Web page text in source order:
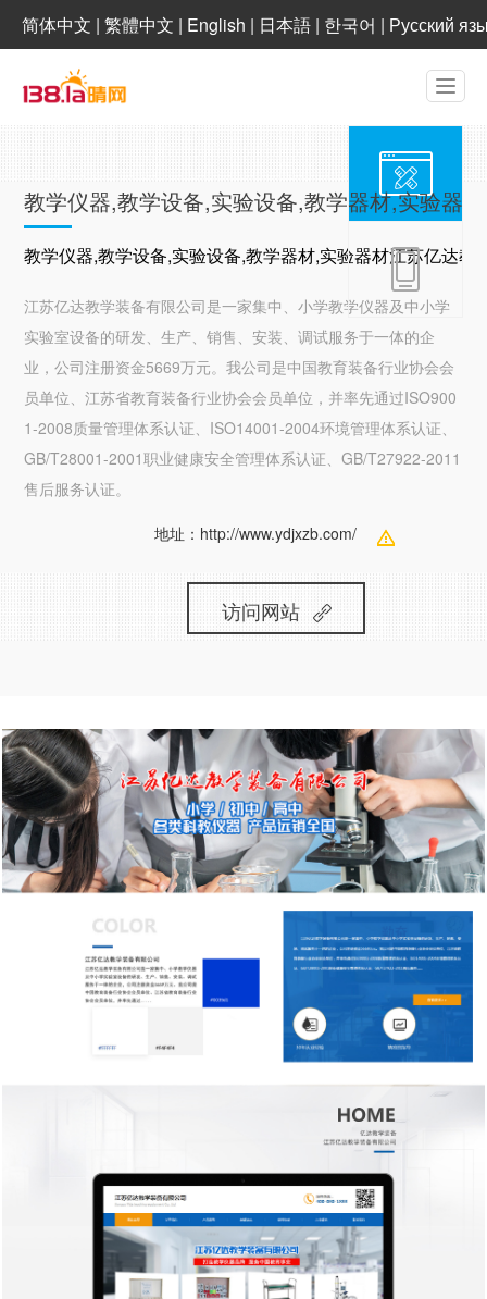
简体中文 | 繁體中文 | English | 日本語 | 한국어 | Русский
教学仪器,教学设备,实验设备,教学器材,实验器
教学仪器,教学设备,实验设备,教学器材,实验器材江苏亿达教
江苏亿达教学装备有限公司是一家集中、小学教学仪器及中小学
实验室设备的研发、生产、销售、安装、调试服务于一体的企
业，公司注册资金5669万元。我公司是中国教育装备行业协会会
员单位、江苏省教育装备行业协会会员单位，并率先通过ISO900
1-2008质量管理体系认证、ISO14001-2004环境管理体系认证、
GB/T28001-2001职业健康安全管理体系认证、GB/T27922-2011
售后服务认证。
地址： http://www.ydjxzb.com/
访问网站